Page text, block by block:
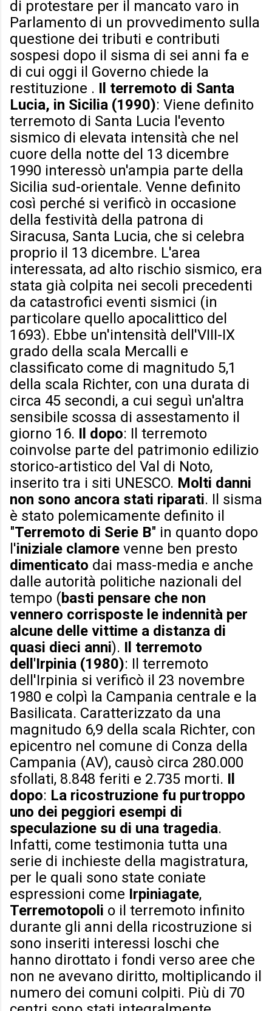
di protestare per il mancato varo in
Parlamento di un provvedimento sulla
questione dei tributi e contributi
sospesi dopo il sisma di sei anni fa e
di cui oggi il Governo chiede la
restituzione . Il terremoto di Santa
Lucia, in Sicilia (1990): Viene definito
terremoto di Santa Lucia l'evento
sismico di elevata intensità che nel
cuore della notte del 13 dicembre
1990 interessò un'ampia parte della
Sicilia sud-orientale. Venne definito
così perché si verificò in occasione
della festività della patrona di
Siracusa, Santa Lucia, che si celebra
proprio il 13 dicembre. L'area
interessata, ad alto rischio sismico, era
stata già colpita nei secoli precedenti
da catastrofici eventi sismici (in
particolare quello apocalittico del
1693). Ebbe un'intensità dell'VIII-IX
grado della scala Mercalli e
classificato come di magnitudo 5,1
della scala Richter, con una durata di
circa 45 secondi, a cui seguì un'altra
sensibile scossa di assestamento il
giorno 16. Il dopo: Il terremoto
coinvolse parte del patrimonio edilizio
storico-artistico del Val di Noto,
inserito tra i siti UNESCO. Molti danni
non sono ancora stati riparati. Il sisma
è stato polemicamente definito il
"Terremoto di Serie B" in quanto dopo
l'iniziale clamore venne ben presto
dimenticato dai mass-media e anche
dalle autorità politiche nazionali del
tempo (basti pensare che non
vennero corrisposte le indennità per
alcune delle vittime a distanza di
quasi dieci anni). Il terremoto
dell'Irpinia (1980): Il terremoto
dell'Irpinia si verificò il 23 novembre
1980 e colpì la Campania centrale e la
Basilicata. Caratterizzato da una
magnitudo 6,9 della scala Richter, con
epicentro nel comune di Conza della
Campania (AV), causò circa 280.000
sfollati, 8.848 feriti e 2.735 morti. Il
dopo: La ricostruzione fu purtroppo
uno dei peggiori esempi di
speculazione su di una tragedia.
Infatti, come testimonia tutta una
serie di inchieste della magistratura,
per le quali sono state coniate
espressioni come Irpiniagate,
Terremotopoli o il terremoto infinito
durante gli anni della ricostruzione si
sono inseriti interessi loschi che
hanno dirottato i fondi verso aree che
non ne avevano diritto, moltiplicando il
numero dei comuni colpiti. Più di 70